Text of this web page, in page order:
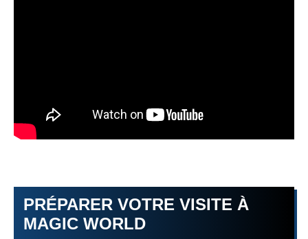
PRÉPARER VOTRE VISITE À
MAGIC WORLD